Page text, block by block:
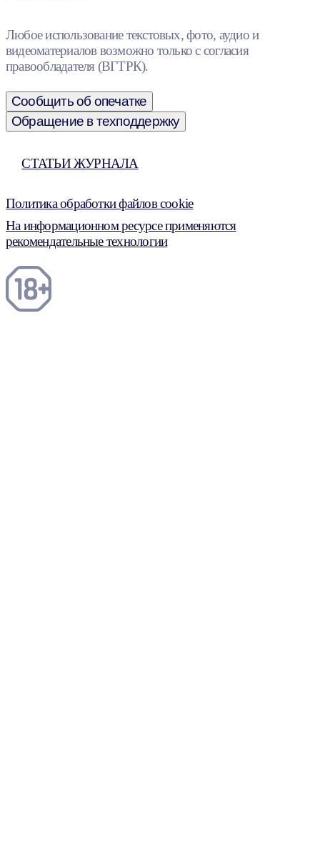
Любое использование текстовых, фото, аудио и
видеоматериалов возможно только с согласия
правообладателя (ВГТРК).
Сообщить об опечатке
Обращение в техподдержку
СТАТЬИ ЖУРНАЛА
Политика обработки файлов cookie
На информационном ресурсе применяются
рекомендательные технологии